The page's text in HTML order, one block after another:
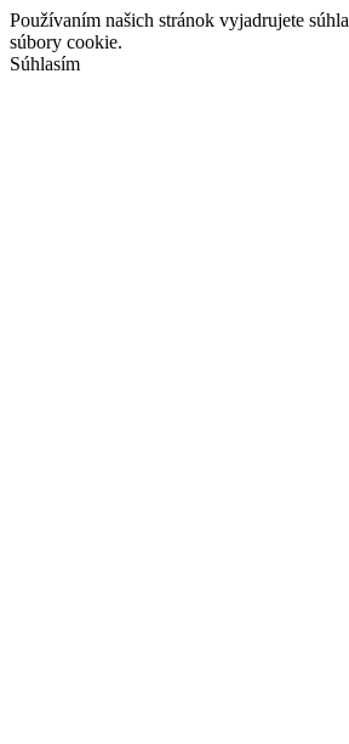
Používaním našich stránok vyjadrujete
súbory cookie.
Súhlasím